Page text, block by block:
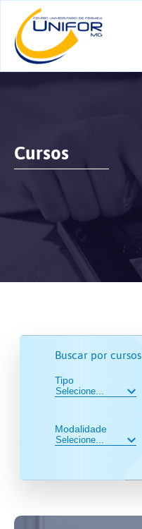
Cursos
Buscar por cursos
Tipo
Modalidade